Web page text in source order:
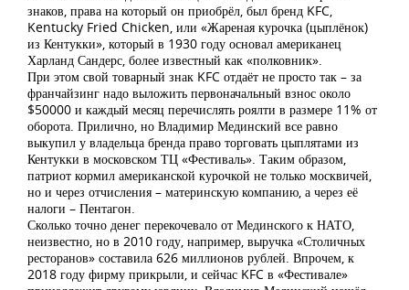
знаков, права на который он приобрёл, был бренд KFC,
Kentucky Fried Chicken, или «Жареная курочка (цыплёнок)
из Кентукки», который в 1930 году основал американец
Харланд Сандерс, более известный как «полковник».
При этом свой товарный знак KFC отдаёт не просто так – за
франчайзинг надо выложить первоначальный взнос около
$50000 и каждый месяц перечислять роялти в размере 11% от
оборота. Прилично, но Владимир Мединский все равно
выкупил у владельца бренда право торговать цыплятами из
Кентукки в московском ТЦ «Фестиваль». Таким образом,
патриот кормил американской курочкой не только москвичей,
но и через отчисления – материнскую компанию, а через её
налоги – Пентагон.
Сколько точно денег перекочевало от Мединского к НАТО,
неизвестно, но в 2010 году, например, выручка «Столичных
ресторанов» составила 626 миллионов рублей. Впрочем, к
2018 году фирму прикрыли, и сейчас KFC в «Фестивале»